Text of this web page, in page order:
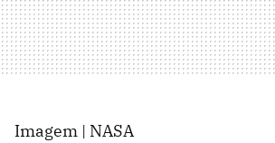
Imagem | NASA